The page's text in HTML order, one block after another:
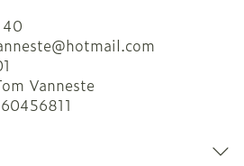
hotmail.com
Vanneste